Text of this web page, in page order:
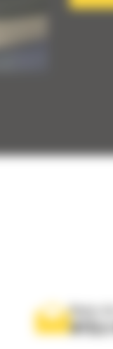
Napisz